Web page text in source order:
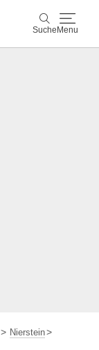
Suche Menu
Nierstein